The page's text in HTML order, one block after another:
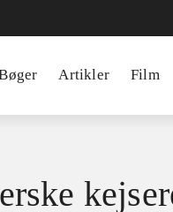
Artikler Film